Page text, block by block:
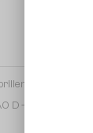
D - 56